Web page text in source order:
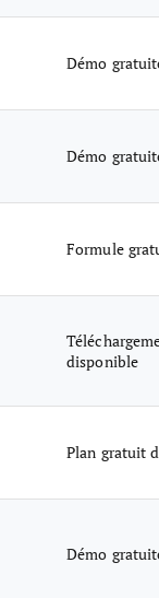
Démo
Démo
Formule
disponible
Plan gratuit
Démo